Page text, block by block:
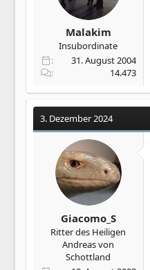
Malakim
Insubordinate
31. August 2004
14.473
3. Dezember 2024
Giacomo_S
Ritter des Heiligen
Andreas von
Schottland